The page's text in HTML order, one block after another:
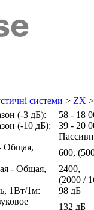
системи > ZX >
(‑3 дБ):
58 - 18
(‑10 дБ):
39 - 20
Общая,
600,
- Общая,
2400,
(2000 /
1Вт/1м:
98 дБ
132 дБ